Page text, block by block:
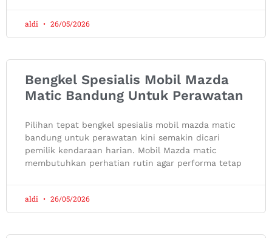
aldi 26/05/2026
Bengkel Spesialis Mobil Mazda
Matic Bandung Untuk Perawatan
Pilihan tepat bengkel spesialis mobil mazda matic
bandung untuk perawatan kini semakin dicari
pemilik kendaraan harian. Mobil Mazda matic
membutuhkan perhatian rutin agar performa tetap
aldi 26/05/2026